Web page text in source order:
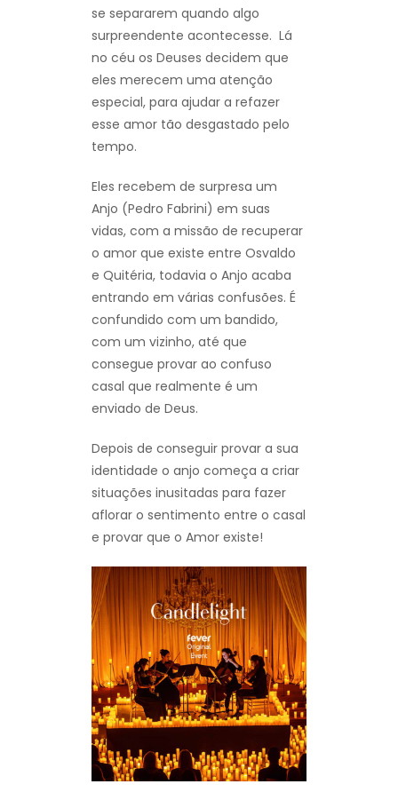
se separarem quando algo
surpreendente acontecesse. Lá
no céu os Deuses decidem que
eles merecem uma atenção
especial, para ajudar a refazer
esse amor tão desgastado pelo
tempo.
Eles recebem de surpresa um
Anjo (Pedro Fabrini) em suas
vidas, com a missão de recuperar
o amor que existe entre Osvaldo
e Quitéria, todavia o Anjo acaba
entrando em várias confusões. É
confundido com um bandido,
com um vizinho, até que
consegue provar ao confuso
casal que realmente é um
enviado de Deus.
Depois de conseguir provar a sua
identidade o anjo começa a criar
situações inusitadas para fazer
aflorar o sentimento entre o casal
e provar que o Amor existe!